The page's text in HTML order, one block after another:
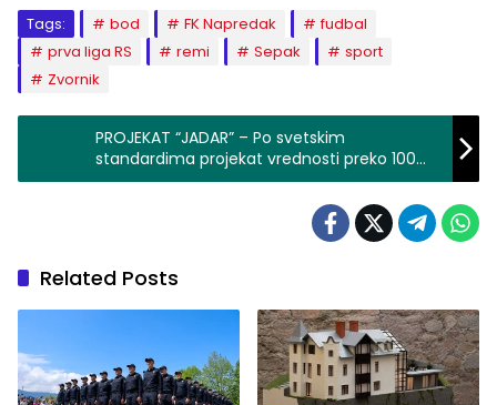
Tags: bod FK Napredak
fudbal
prva liga RS
remi Sepak
sport
Zvornik
PROJEKAT “JADAR” – Po svetskim
standardima projekat vrednosti preko 100
miliona dolara
Related Posts